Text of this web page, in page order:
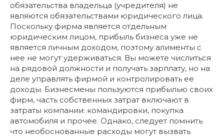
обязательства владельца (учредителя) не
являются обязательствами юридического лица.
Поскольку фирма является отдельным
юридическим лицом, прибыль бизнеса уже не
является личным доходом, поэтому алименты с
нее не могут удерживаться. Вы можете числиться
на рядовой должности и получать зарплату, но на
деле управлять фирмой и контролировать ее
доходы. Бизнесмены пользуются прибылью своих
фирм, часть собственных затрат включают в
затраты компании: командировки, покупка
автомобиля и прочее. Однако, следует помнить
что необоснованные расходы могут вызвать